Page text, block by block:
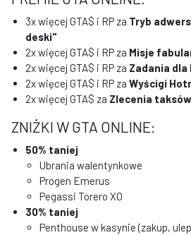
3x więcej GTA$ i RP za Tryb
deski"
2x więcej GTA$ i RP za Misje
2x więcej GTA$ i RP za Zadania dla
2x więcej GTA$ i RP za Wyścigi
2x więcej GTA$ za Zlecenia
ZNIŻKI W GTA ONLINE:
50% taniej
Ubrania walentynkowe
Progen Emerus
Pegassi Torero XO
30% taniej
Penthouse w kasynie (zakup,